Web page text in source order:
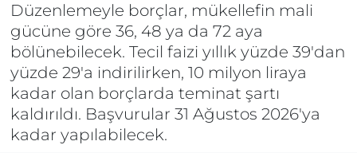
Düzenlemeyle borçlar, mükellefin mali
gücüne göre 36, 48 ya da 72 aya
bölünebilecek. Tecil faizi yıllık yüzde 39'dan
yüzde 29'a indirilirken, 10 milyon liraya
kadar olan borçlarda teminat şartı
kaldırıldı. Başvurular 31 Ağustos 2026'ya
kadar yapılabilecek.